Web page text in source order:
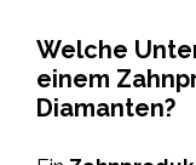
Welche
einem
Diamanten?